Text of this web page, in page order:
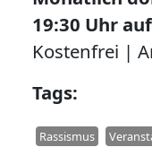
19:30 Uhr
Kostenfrei |
Tags
Rassismus